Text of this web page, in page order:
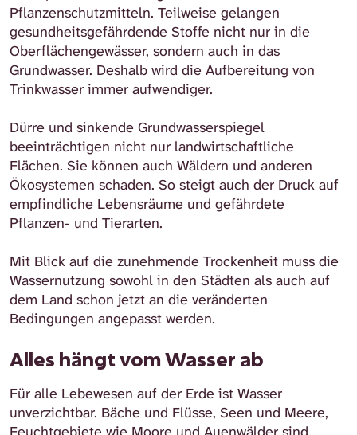
Pflanzenschutzmitteln. Teilweise gelangen
gesundheitsgefährdende Stoffe nicht nur in die
Oberflächengewässer, sondern auch in das
Grundwasser. Deshalb wird die Aufbereitung von
Trinkwasser immer aufwendiger.
Dürre und sinkende Grundwasserspiegel
beeinträchtigen nicht nur landwirtschaftliche
Flächen. Sie können auch Wäldern und anderen
Ökosystemen schaden. So steigt auch der Druck auf
empfindliche Lebensräume und gefährdete
Pflanzen- und Tierarten.
Mit Blick auf die zunehmende Trockenheit muss die
Wassernutzung sowohl in den Städten als auch auf
dem Land schon jetzt an die veränderten
Bedingungen angepasst werden.
Alles hängt vom Wasser ab
Für alle Lebewesen auf der Erde ist Wasser
unverzichtbar. Bäche und Flüsse, Seen und Meere,